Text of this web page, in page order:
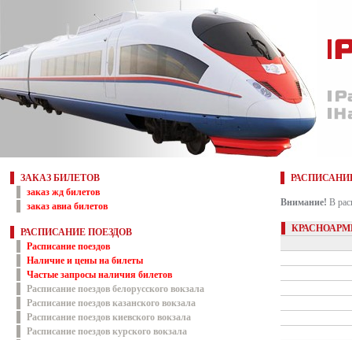
ЗАКАЗ БИЛЕТОВ
заказ жд билетов
заказ авиа билетов
РАСПИСАНИЕ ПОЕЗДОВ
Расписание поездов
Наличие и цены на билеты
Частые запросы наличия билетов
Расписание поездов белорусского вокзала
Расписание поездов казанского вокзала
Расписание поездов киевского вокзала
Расписание поездов курского вокзала
Внимание! В